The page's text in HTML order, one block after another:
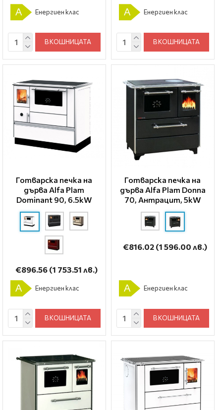
A Енергиен клас
В КОШНИЦАТА
A Енергиен клас
В КОШНИЦАТА
Готварска печка на
дърва Alfa Plam
Dominant 90, 6.5kW
€896.56 (1 753.51 лв.)
A Енергиен клас
В КОШНИЦАТА
Готварска печка на
дърва Alfa Plam Donna
70, Антрацит, 5kW
€816.02 (1 596.00 лв.)
A Енергиен клас
В КОШНИЦАТА